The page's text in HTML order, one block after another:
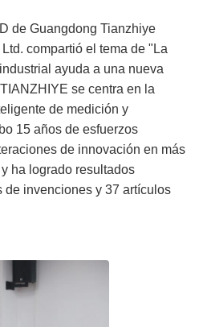
de Guangdong Tianzhiye
compartió el tema de "La
ayuda a una nueva
se centra en la
de medición y
15 años de esfuerzos
de innovación en más
ha logrado resultados
de invenciones y 37 artículos